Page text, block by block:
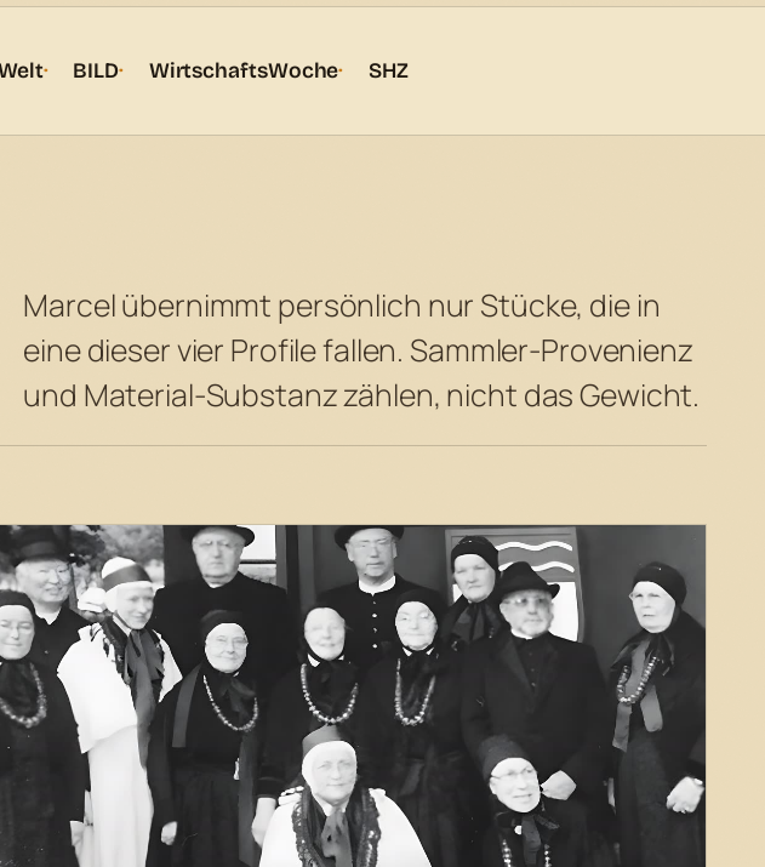
BILD WirtschaftsWoche SHZ
Marcel übernimmt persönlich nur Stücke, die in
eine dieser vier Profile fallen. Sammler-Provenienz
und Material-Substanz zählen, nicht das Gewicht.